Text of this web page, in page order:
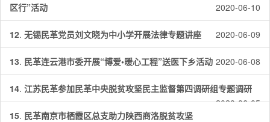
区行”活动
2020-06-10
12. 无锡民革党员刘文晓为中小学开展法律专题讲座 2020-06-09
13. 民革连云港市委开展“博爱•暖心工程”送医下乡活动 2020-06-08
14. 江苏民革参加民革中央脱贫攻坚民主监督第四调研组专题调研
2020-06-05
15. 民革南京市栖霞区总支助力陕西商洛脱贫攻坚